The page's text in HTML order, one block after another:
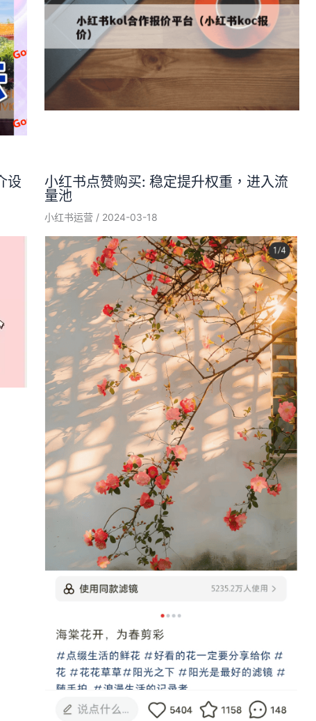
设
小红书点赞购买: 稳定提升权重，进入流
量池
小红书运营 / 2024-03-18